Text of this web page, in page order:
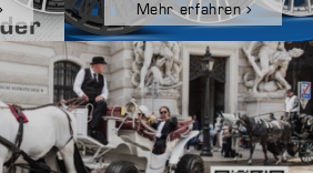
Mehr erfahren